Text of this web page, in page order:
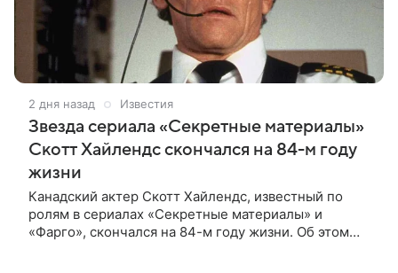
2 дня назад Известия
Звезда сериала «Секретные материалы»
Скотт Хайлендс скончался на 84-м году
жизни
Канадский актер Скотт Хайлендс, известный по
ролям в сериалах «Секретные материалы» и
«Фарго», скончался на 84-м году жизни. Об этом